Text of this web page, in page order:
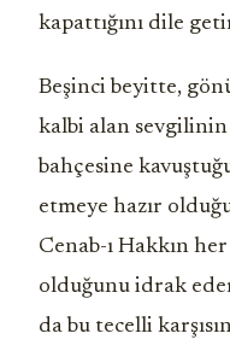
kapattığını dile
Beşinci beyitte,
kalbi alan
bahçesine
etmeye hazır
Cenab-ı Hakkın
olduğunu idrak
da bu tecelli